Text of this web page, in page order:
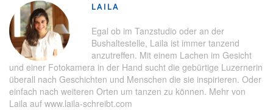
LAILA
Egal ob im Tanzstudio oder an der
Bushaltestelle, Laila ist immer tanzend
anzutreffen. Mit einem Lachen im Gesicht
und einer Fotokamera in der Hand sucht die gebürtige Luzernerin
überall nach Geschichten und Menschen die sie inspirieren. Oder
einfach nach weiteren Orten um tanzen zu können. Mehr von
Laila auf www.laila-schreibt.com